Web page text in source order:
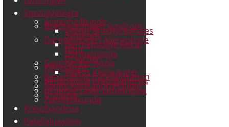
Spezialgebiete
Augenheilkunde
Brachycephales Syndrom
Videos Brachycephales
Syndrom
Dermatologie I Allergologie
Dermatologie Fell u.
Haut
Dermatologie
Ursachen
Gastroenterologie
Kleinsäuger
Videos Kleinsäuger
Behandlung Patellaluxation
Behandlung Kreuzbandriss
Sanfte Kastration Hündin
Urologie Laser-Lithotripsie
Urologie
Zahnheilkunde
Kreuzbandriss
Patellaluxation